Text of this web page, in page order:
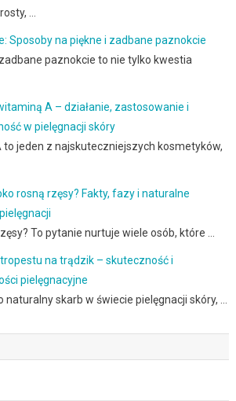
…
Sposoby na piękne i zadbane paznokcie
paznokcie to nie tylko kwestia
A – działanie, zastosowanie i
w pielęgnacji skóry
to jeden z najskuteczniejszych kosmetyków,
rosną rzęsy? Fakty, fazy i naturalne
To pytanie nurtuje wiele osób, które …
na trądzik – skuteczność i
pielęgnacyjne
skarb w świecie pielęgnacji skóry, …